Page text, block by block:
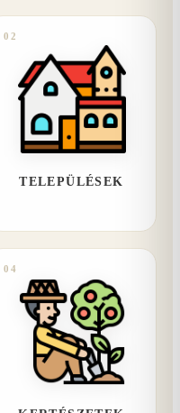
02
TELEPÜLÉSEK
04